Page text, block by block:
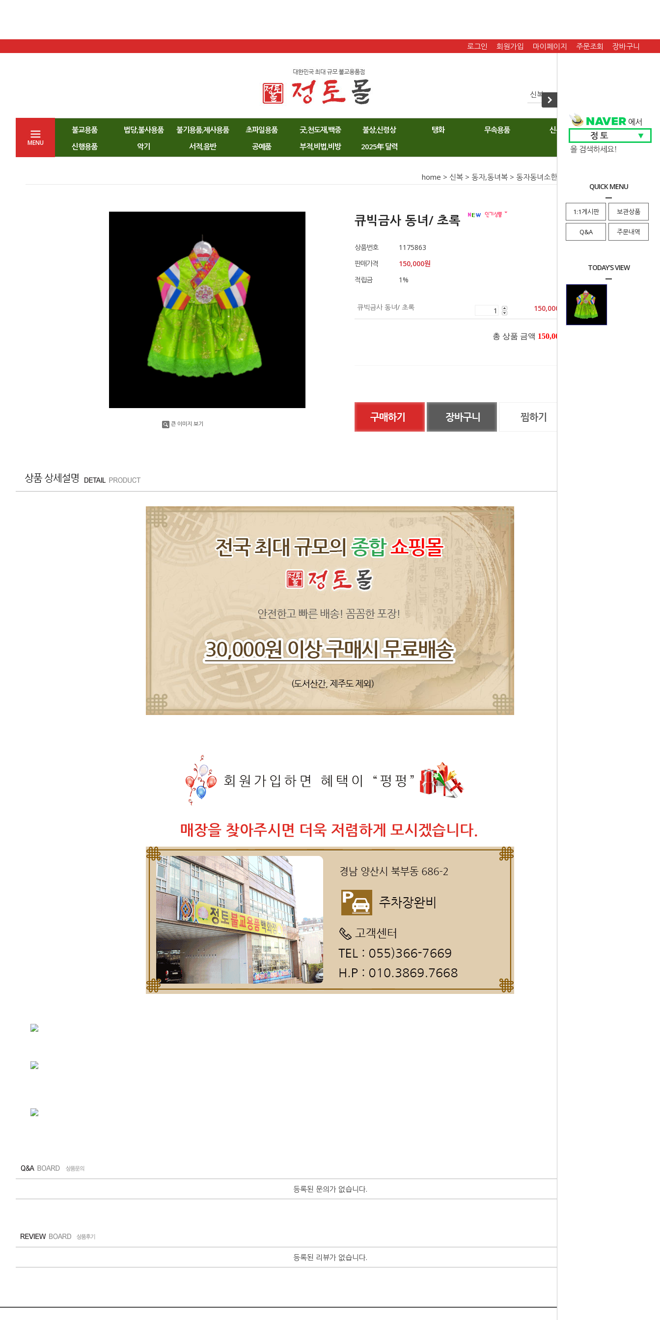
QUICK MENU
1:1게시판 보관상품
Q&A 주문내역
TODAY'S VIEW
로그인 회원가입 마이페이지 주문조회 장바구니
MENU
불교용품 법당,불사용품 불기용품,제사용품 초파일용품 굿,천도재,백중 불상,신령상 탱화 무속용품
신복
신행용품
악기 서적,음반 공예품 부적,비법,비방 2025年 달력
home > 신복 > 동자,동녀복 > 동자동녀소한복
큰 이미지 보기
큐빅금사 동녀/ 초록
상품번호
1175863
판매가격
150,000원
적립금
1%
큐빅금사 동녀/ 초록 150,000
총 상품 금액 150,000
등록된 문의가 없습니다.
등록된 리뷰가 없습니다.